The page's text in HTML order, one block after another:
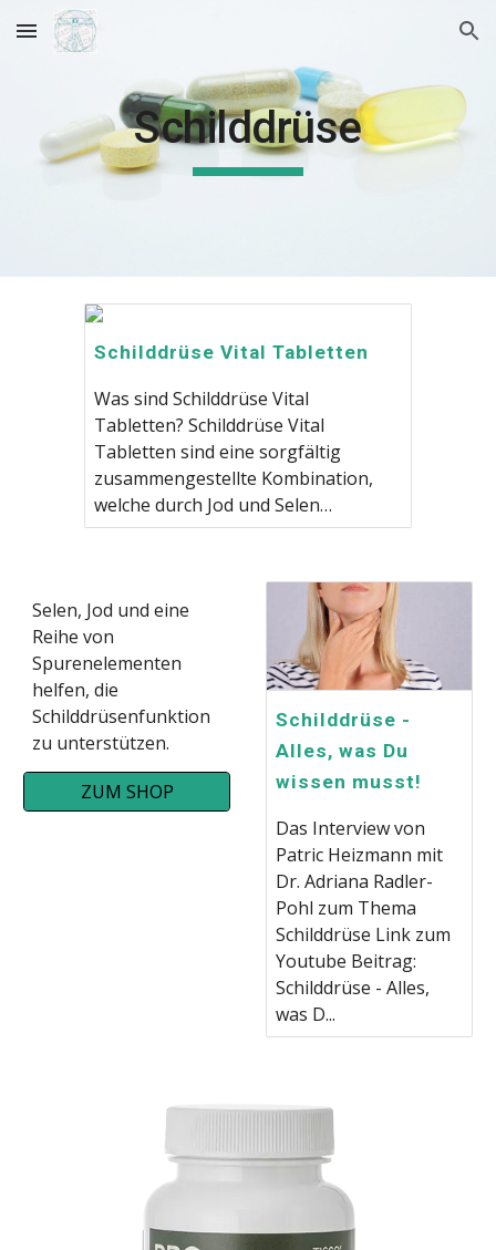
Skip to main content Skip to navigation
Schilddrüse
Schilddrüse Vital Tabletten
Was sind Schilddrüse Vital
Tabletten? Schilddrüse Vital
Tabletten sind eine sorgfältig
zusammengestellte Kombination,
welche durch Jod und Selen…
Selen, Jod und eine
Reihe von
Spurenelementen
helfen, die
Schilddrüsenfunktion
zu unterstützen.
ZUM SHOP
Schilddrüse -
Alles, was Du
wissen musst!
Das Interview von
Patric Heizmann mit
Dr. Adriana Radler-
Pohl zum Thema
Schilddrüse Link zum
Youtube Beitrag:
Schilddrüse - Alles,
was D...